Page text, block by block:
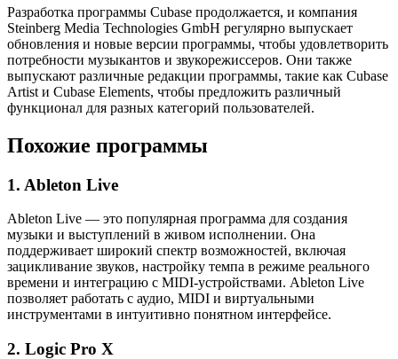
Разработка программы Cubase продолжается, и компания
Steinberg Media Technologies GmbH регулярно выпускает
обновления и новые версии программы, чтобы удовлетворить
потребности музыкантов и звукорежиссеров. Они также
выпускают различные редакции программы, такие как Cubase
Artist и Cubase Elements, чтобы предложить различный
функционал для разных категорий пользователей.
Похожие программы
1. Ableton Live
Ableton Live — это популярная программа для создания
музыки и выступлений в живом исполнении. Она
поддерживает широкий спектр возможностей, включая
зацикливание звуков, настройку темпа в режиме реального
времени и интеграцию с MIDI-устройствами. Ableton Live
позволяет работать с аудио, MIDI и виртуальными
инструментами в интуитивно понятном интерфейсе.
2. Logic Pro X